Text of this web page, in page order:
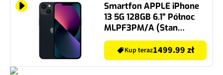
Smartfon APPLE iPhone
13 5G 128GB 6.1" Północ
MLPF3PM/A (Stan
Bardzo dobry)
Kup teraz1499.99 zł